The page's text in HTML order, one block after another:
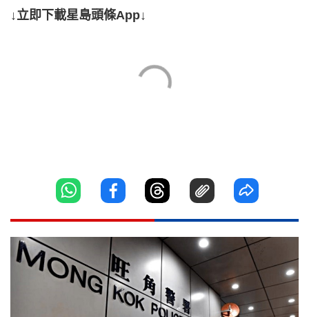
↓立即下載星島頭條App↓